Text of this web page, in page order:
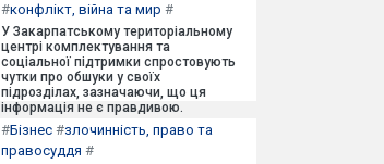
#конфлікт, війна та мир #
У Закарпатському територіальному
центрі комплектування та
соціальної підтримки спростовують
чутки про обшуки у своїх
підрозділах, зазначаючи, що ця
інформація не є правдивою.
#Бізнес #злочинність, право та
правосуддя #